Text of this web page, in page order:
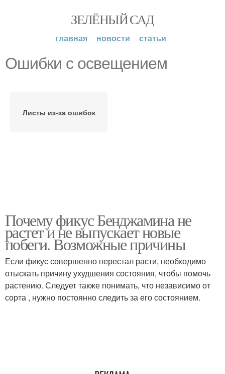
ЗЕЛЁНЫЙ САД
главная новости статьи
Ошибки с освещением
Листы из-за ошибок
Почему фикус Бенджамина не
растет и не выпускает новые
побеги. Возможные причины
Если фикус совершенно перестал расти, необходимо
отыскать причину ухудшения состояния, чтобы помочь
растению. Следует также понимать, что независимо от
сорта , нужно постоянно следить за его состоянием.